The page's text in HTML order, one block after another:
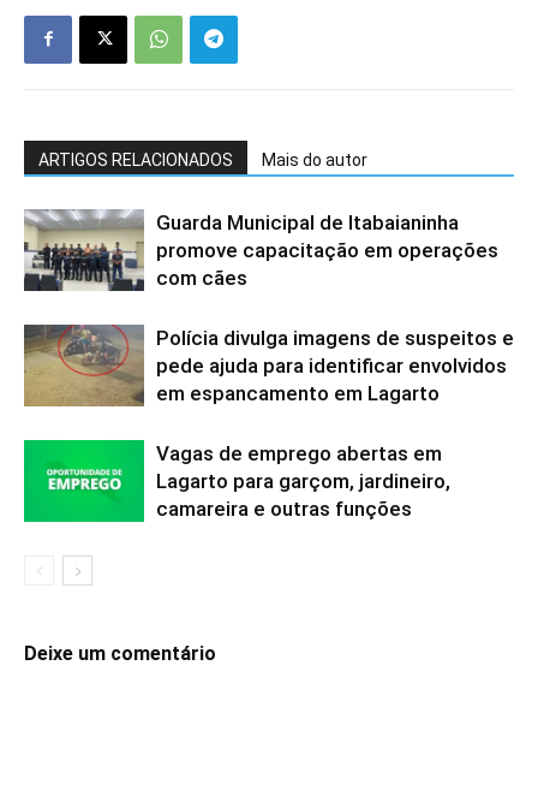
ARTIGOS RELACIONADOS Mais do autor
Guarda Municipal de Itabaianinha
promove capacitação em operações
com cães
Polícia divulga imagens de suspeitos e
pede ajuda para identificar envolvidos
em espancamento em Lagarto
Vagas de emprego abertas em
Lagarto para garçom, jardineiro,
camareira e outras funções
Deixe um comentário